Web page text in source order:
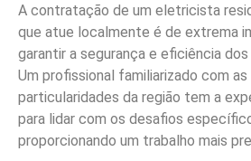
A contratação de um eletricista
que atue localmente é de extrema
garantir a segurança e eficiência
Um profissional familiarizado com as
particularidades da região tem a
para lidar com os desafios
proporcionando um trabalho mais